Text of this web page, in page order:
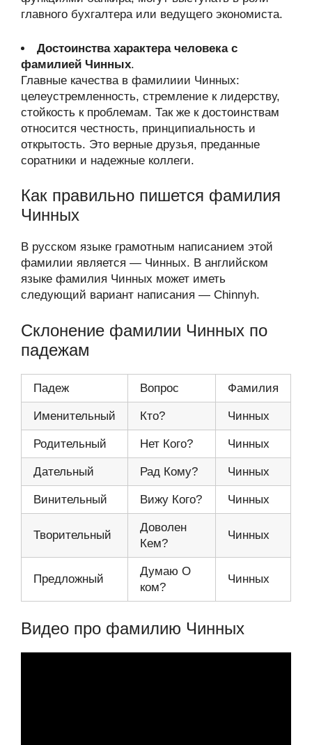
главного бухгалтера или ведущего экономиста.
Достоинства характера человека с
фамилией Чинных.
Главные качества в фамилиии Чинных:
целеустремленность, стремление к лидерству,
стойкость к проблемам. Так же к достоинствам
относится честность, принципиальность и
открытость. Это верные друзья, преданные
соратники и надежные коллеги.
Как правильно пишется фамилия
Чинных
В русском языке грамотным написанием этой
фамилии является — Чинных. В английском
языке фамилия Чинных может иметь
следующий вариант написания — Chinnyh.
Склонение фамилии Чинных по
падежам
Падеж Вопрос Фамилия
Именительный Кто? Чинных
Родительный Нет Кого? Чинных
Дательный Рад Кому? Чинных
Винительный Вижу Кого? Чинных
Творительный
Доволен
Кем?
Чинных
Предложный
Думаю О
ком?
Чинных
Видео про фамилию Чинных